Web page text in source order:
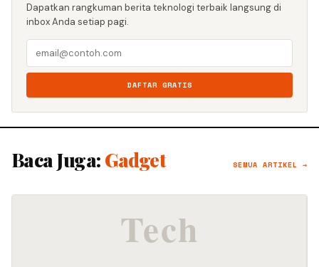
Dapatkan rangkuman berita teknologi terbaik langsung di
inbox Anda setiap pagi.
DAFTAR GRATIS
Baca Juga: Gadget SEMUA ARTIKEL →